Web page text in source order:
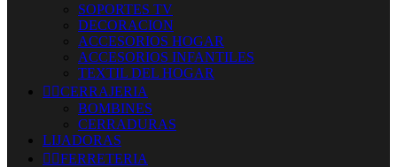
SOPORTES TV
DECORACION
ACCESORIOS HOGAR
ACCESORIOS INFANTILES
TEXTIL DEL HOGAR
 CERRAJERIA
BOMBINES
CERRADURAS
LIJADORAS
 FERRETERIA